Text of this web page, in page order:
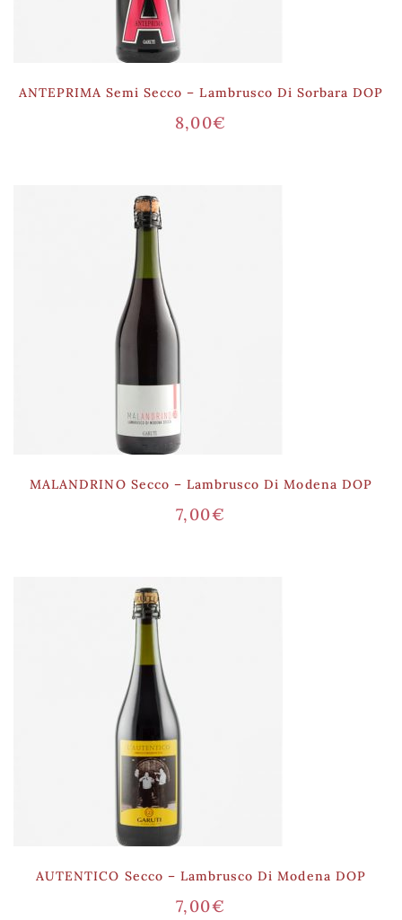
ANTEPRIMA Semi Secco – Lambrusco Di Sorbara DOP
8,00€
MALANDRINO Secco – Lambrusco Di Modena DOP
7,00€
AUTENTICO Secco – Lambrusco Di Modena DOP
7,00€